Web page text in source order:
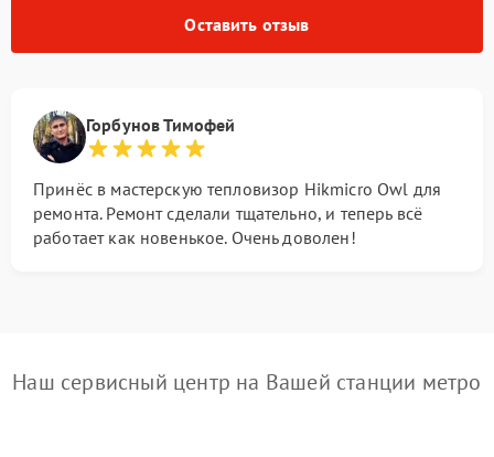
Оставить отзыв
Горбунов Тимофей
Принёс в мастерскую тепловизор Hikmicro Owl для
ремонта. Ремонт сделали тщательно, и теперь всё
работает как новенькое. Очень доволен!
Наш сервисный центр на Вашей станции метро